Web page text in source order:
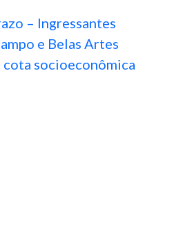
– Ingressantes
e Belas Artes
socioeconômica